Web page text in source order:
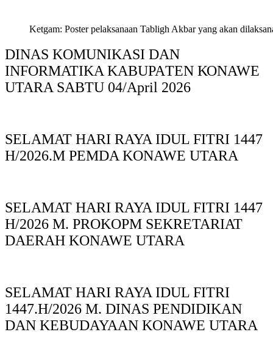
Ketgam: Poster pelaksanaan Tabligh Akbar yang akan
DINAS KOMUNIKASI DAN
INFORMATIKA KABUPAΤΕΝ ΚΟNAWE
UTARA SABTU 04/April 2026
SELAMAT HARI RAYA IDUL FITRI 1447
H/2026.M PEMDA KONAWE UTARA
SELAMAT HARI RAYA IDUL FITRI 1447
H/2026 M. PROKOPM SEKRETARIAT
DAERAH KONAWE UTARA
SELAMAT HARI RAYA IDUL FITRI
1447.H/2026 M. DINAS PENDIDIKAN
DAN KEBUDAYAAN KONAWE UTARA